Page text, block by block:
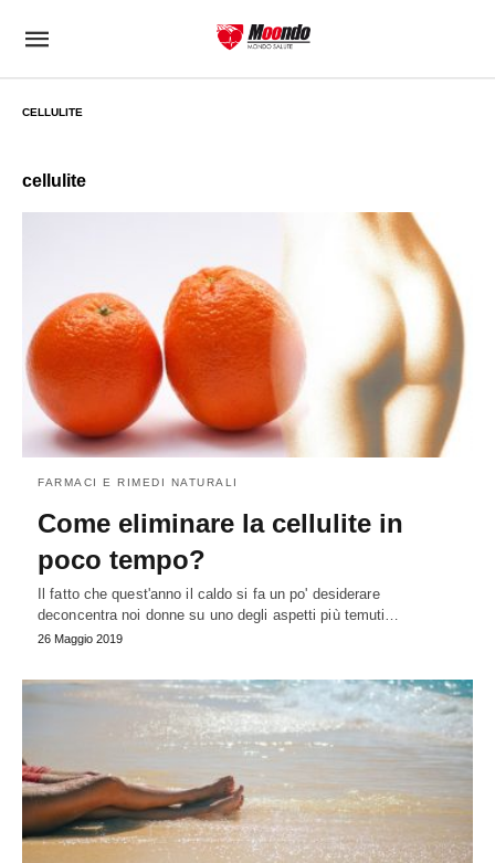
CELLULITE
cellulite
FARMACI E RIMEDI NATURALI
Come eliminare la cellulite in
poco tempo?
Il fatto che quest'anno il caldo si fa un po' desiderare
deconcentra noi donne su uno degli aspetti più temuti…
26 Maggio 2019